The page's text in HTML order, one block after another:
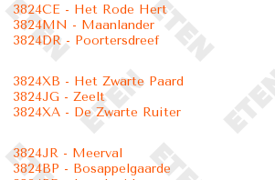
3824CE - Het Rode Hert
3824MN - Maanlander
3824DR - Poortersdreef
3824XB - Het Zwarte Paard
3824JG - Zeelt
3824XA - De Zwarte Ruiter
3824JR - Meerval
3824BP - Bosappelgaarde